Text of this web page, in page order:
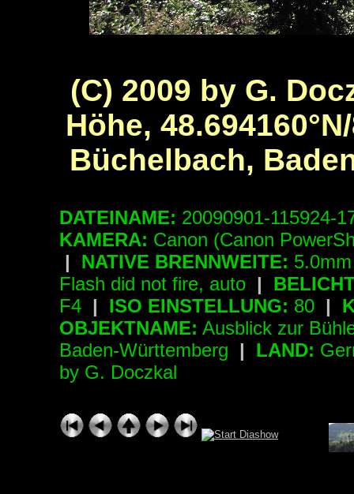
(C) 2009 by G.
Höhe,
Büchelbach,
DATEINAME: 20090901-115924-
KAMERA: Canon (Canon
|
NATIVE BRENNWEITE:
Flash did not fire, auto |
F4 | ISO EINSTELLUNG: 80 |
OBJEKTNAME: Ausblick zur
Baden-Württemberg | LAND:
by G. Doczkal